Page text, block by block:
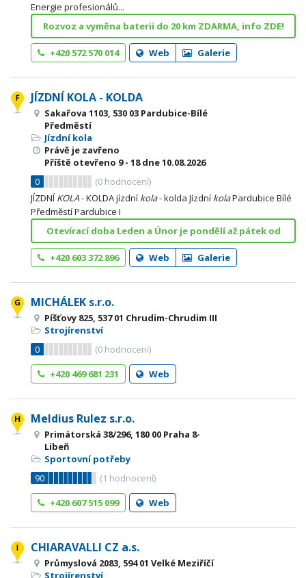
Energie profesionálů...
Rozvoz a vyměna baterii do 20 km ZDARMA, info ZDE!
+420 572 570 014 Web Galerie
JÍZDNÍ KOLA - KOLDA
Sakařova 1103, 530 03 Pardubice-Bílé
Předměstí
Jízdní kola
Právě je zavřeno
Příště otevřeno 9 - 18dne 10.08.2026
0
(0 hodnocení)
JÍZDNÍKOLA- KOLDA jízdní kola- kolda Jízdní kolaPardubice Bílé
Předměstí Pardubice I
Otevírací doba Leden a Únor je pondělí až pátek od
+420 603 372 896 Web Galerie
MICHÁLEK s.r.o.
Píšťovy 825, 537 01 Chrudim-Chrudim III
Strojírenství
0
(0 hodnocení)
+420 469 681 231
Web
Meldius Rulez s.r.o.
Primátorská 38/296, 180 00 Praha 8-
Libeň
Sportovní potřeby
90
(1 hodnocení)
+420 607 515 099
Web
CHIARAVALLI CZ a.s.
Průmyslová 2083, 594 01 Velké Meziříčí
Strojírenství